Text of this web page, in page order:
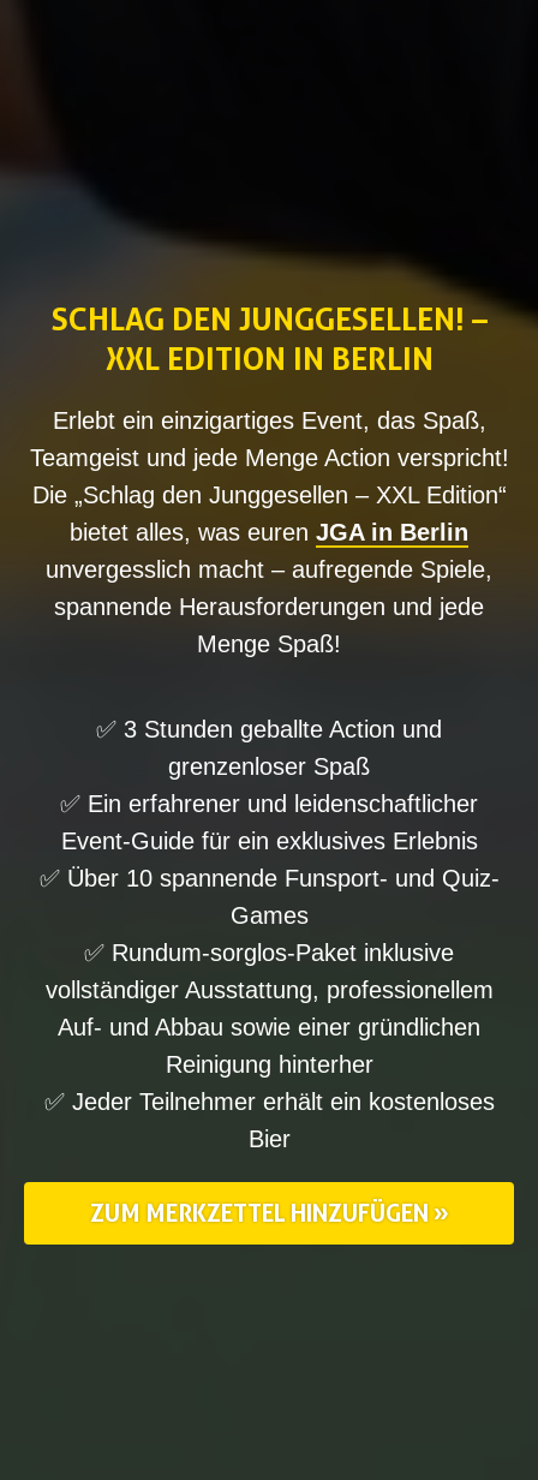
SCHLAG DEN JUNGGESELLEN! –
XXL EDITION IN BERLIN
Erlebt ein einzigartiges Event, das Spaß,
Teamgeist und jede Menge Action verspricht!
Die „Schlag den Junggesellen – XXL Edition“
bietet alles, was euren JGA in Berlin
unvergesslich macht – aufregende Spiele,
spannende Herausforderungen und jede
Menge Spaß!
✅ 3 Stunden geballte Action und
grenzenloser Spaß
✅ Ein erfahrener und leidenschaftlicher
Event-Guide für ein exklusives Erlebnis
✅ Über 10 spannende Funsport- und Quiz-
Games
✅ Rundum-sorglos-Paket inklusive
vollständiger Ausstattung, professionellem
Auf- und Abbau sowie einer gründlichen
Reinigung hinterher
✅ Jeder Teilnehmer erhält ein kostenloses
Bier
ZUM MERKZETTEL HINZUFÜGEN »